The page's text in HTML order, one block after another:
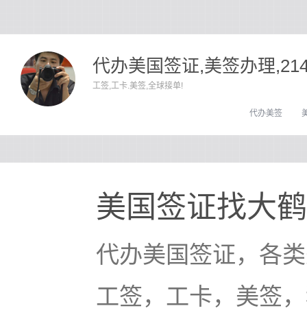
代办美国签证,美签办理
工签,工卡.美签,全球接单!
代办美签
美国签证找大
代办美国签证，各
工签，工卡，美签